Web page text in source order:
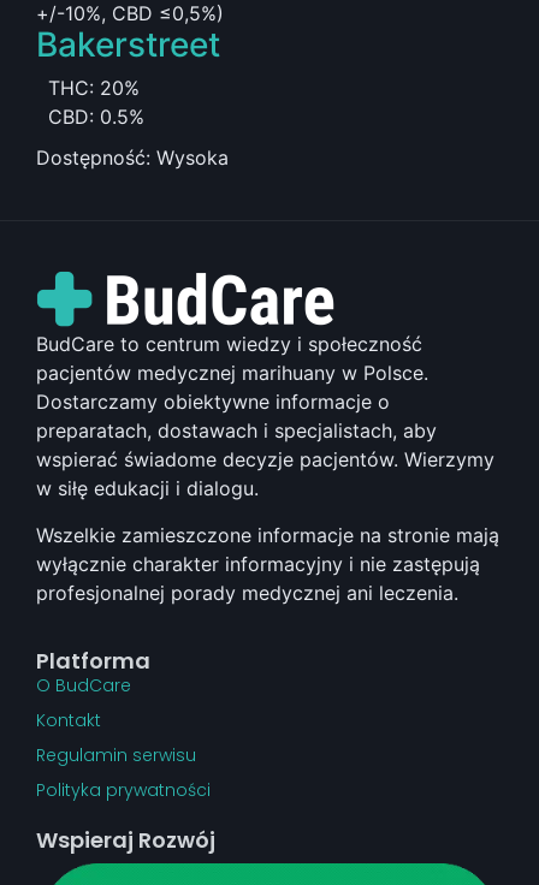
+/-10%, CBD ≤0,5%)
Bakerstreet
THC: 20%
CBD: 0.5%
Dostępność: Wysoka
BudCare to centrum wiedzy i społeczność
pacjentów medycznej marihuany w Polsce.
Dostarczamy obiektywne informacje o
preparatach, dostawach i specjalistach, aby
wspierać świadome decyzje pacjentów. Wierzymy
w siłę edukacji i dialogu.
Wszelkie zamieszczone informacje na stronie mają
wyłącznie charakter informacyjny i nie zastępują
profesjonalnej porady medycznej ani leczenia.
Platforma
O BudCare
Kontakt
Regulamin serwisu
Polityka prywatności
Wspieraj Rozwój